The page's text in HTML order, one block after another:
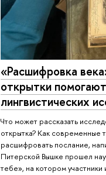
«Расшифровка
открытки
лингвистических
Что может рассказать
открытка? Как современные
расшифровать послание,
Питерской Вышке прошел
тебе», на котором